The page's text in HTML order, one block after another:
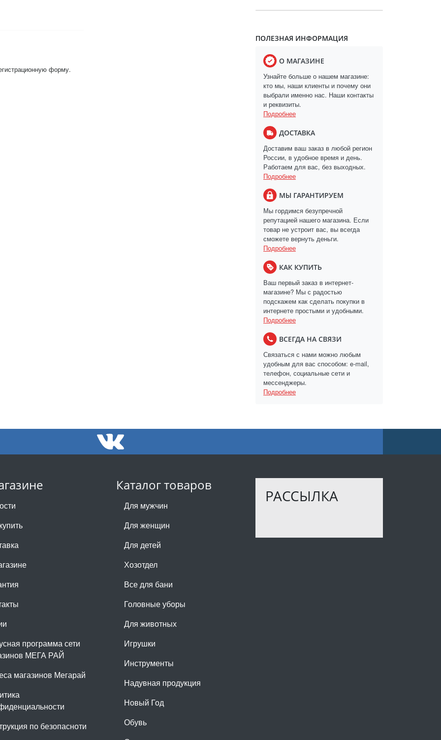
форму.
ПОЛЕЗНАЯ ИНФОРМАЦИЯ
О МАГАЗИНЕ
Узнайте больше о нашем магазине:
кто мы, наши клиенты и почему они
выбрали именно нас. Наши контакты
и реквизиты.
Подробнее
ДОСТАВКА
Доставим ваш заказ в любой регион
России, в удобное время и день.
Работаем для вас, без выходных.
Подробнее
МЫ ГАРАНТИРУЕМ
Мы гордимся безупречной
репутацией нашего магазина. Если
товар не устроит вас, вы всегда
сможете вернуть деньги.
Подробнее
КАК КУПИТЬ
Ваш первый заказ в интернет-
магазине? Мы с радостью
подскажем как сделать покупки в
интернете простыми и удобными.
Подробнее
ВСЕГДА НА СВЯЗИ
Связаться с нами можно любым
удобным для вас способом: e-mail,
телефон, социальные сети и
мессенджеры.
Подробнее
программа сети
МЕГА РАЙ
магазинов Мегарай
по безопасноти
Каталог товаров
Для мужчин
Для женщин
Для детей
Хозотдел
Все для бани
Головные уборы
Для животных
Игрушки
Инструменты
Надувная продукция
Новый Год
Обувь
РАССЫЛКА